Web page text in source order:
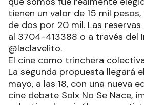
tienen un valor de 15 mil
de dos por 20 mil. Las
al 3704-413388 o a través del
@laclavelito.
El cine como trinchera
La segunda propuesta llegará
mayo, a las 18, con una nueva
cine debate Solx No Se Nace,